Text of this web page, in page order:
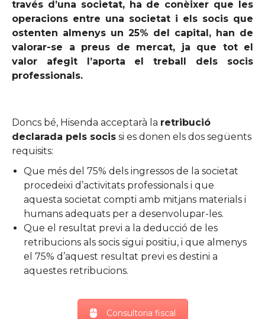
través d’una societat, ha de conèixer que les
operacions entre una societat i els socis que
ostenten almenys un 25% del capital, han de
valorar-se a preus de mercat, ja que tot el
valor afegit l’aporta el treball dels socis
professionals.
Doncs bé, Hisenda acceptarà la retribució
declarada pels socis si es donen els dos següents
requisits:
Que més del 75% dels ingressos de la societat
procedeixi d’activitats professionals i que
aquesta societat compti amb mitjans materials i
humans adequats per a desenvolupar-les.
Que el resultat previ a la deducció de les
retribucions als socis sigui positiu, i que almenys
el 75% d’aquest resultat previ es destini a
aquestes retribucions.
Consultoria fiscal